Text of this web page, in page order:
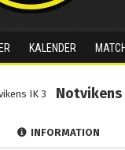
KALENDER
Notvikens
INFORMATION